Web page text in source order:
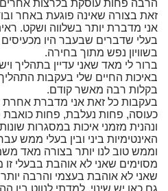
הרבה פחות עוסקת בלרצות
זאת בצורה שאינה פוגעת באחר
אני מדברת יותר בשלווה ושקט.
בעלי שדברים שבעבר היו מכעיסים
בשוויון נפש מתוך בחירה.
ברור לי מאד שאני עדיין בתהליך
באיכות החיים שלי בעקבות
בקלות רבה מאשר קודם.
בעקבות כל זאת אני מדברת אחרת
כעוסה, פחות נעלבת, פחות כואבת
ונהנית מזמני איכות במסגרות
האינטימיות ביני ובין בעלי ממש
וממש טוב לנו יותר בצורה מאד
מסוימים שאני לא אוהבת בבעלי
שאני לא אוהבת בעצמי והרבה
גם כאן יש שינוי. למדתי לנווט בין